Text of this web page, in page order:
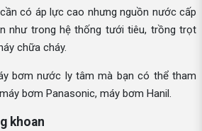
có áp lực cao nhưng nguồn nước cấp
như trong hệ thống tưới tiêu, trồng trọt
chữa cháy.
bơm nước ly tâm mà bạn có thể tham
bơm Panasonic, máy bơm Hanil.
khoan